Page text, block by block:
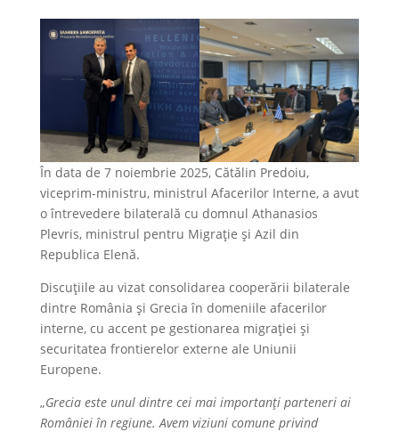
În data de 7 noiembrie 2025, Cătălin Predoiu,
viceprim-ministru, ministrul Afacerilor Interne, a avut
o întrevedere bilaterală cu domnul Athanasios
Plevris, ministrul pentru Migrație și Azil din
Republica Elenă.
Discuțiile au vizat consolidarea cooperării bilaterale
dintre România și Grecia în domeniile afacerilor
interne, cu accent pe gestionarea migrației și
securitatea frontierelor externe ale Uniunii
Europene.
„Grecia este unul dintre cei mai importanți parteneri ai
României în regiune. Avem viziuni comune privind